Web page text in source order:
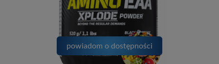
powiadom o dostępności